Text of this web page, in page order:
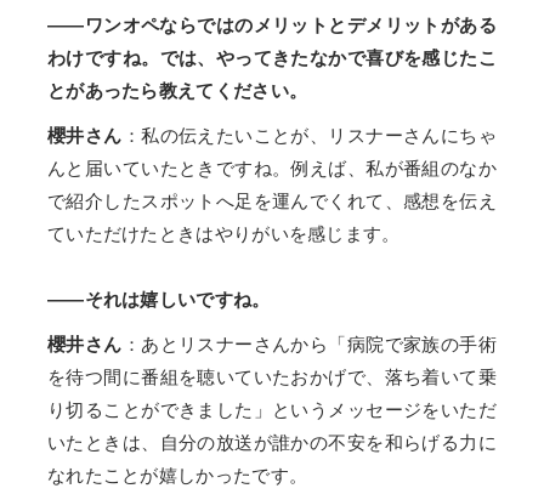
――ワンオペならではのメリットとデメリットがある
わけですね。では、やってきたなかで喜びを感じたこ
とがあったら教えてください。
櫻井さん ：私の伝えたいことが、リスナーさんにちゃ
んと届いていたときですね。例えば、私が番組のなか
で紹介したスポットへ足を運んでくれて、感想を伝え
ていただけたときはやりがいを感じます。
――それは嬉しいですね。
櫻井さん ：あとリスナーさんから「病院で家族の手術
を待つ間に番組を聴いていたおかげで、落ち着いて乗
り切ることができました」というメッセージをいただ
いたときは、自分の放送が誰かの不安を和らげる力に
なれたことが嬉しかったです。